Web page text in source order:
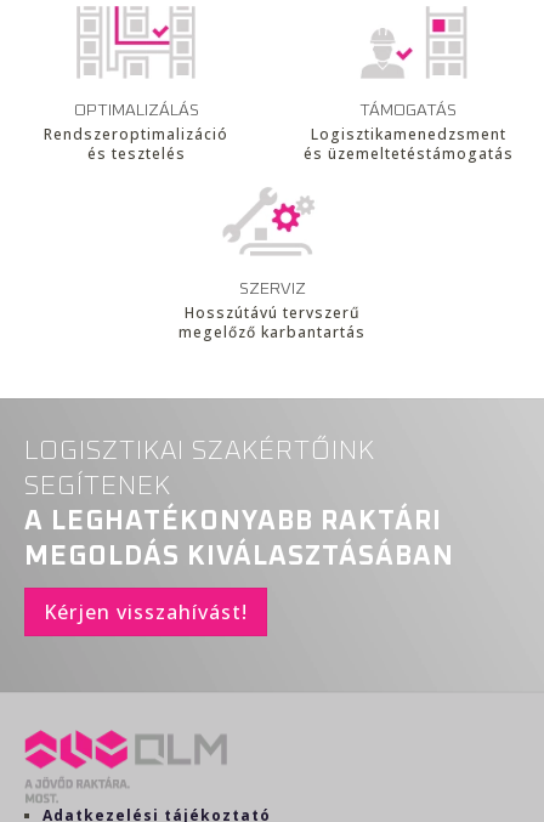
OPTIMALIZÁLÁS
Rendszeroptimalizáció
és tesztelés
TÁMOGATÁS
Logisztikamenedzsment
és üzemeltetéstámogatás
SZERVIZ
Hosszútávú tervszerű
megelőző karbantartás
LOGISZTIKAI SZAKÉRTŐINK
SEGÍTENEK
A LEGHATÉKONYABB RAKTÁRI
MEGOLDÁS KIVÁLASZTÁSÁBAN
Kérjen visszahívást!
Adatkezelési tájékoztató